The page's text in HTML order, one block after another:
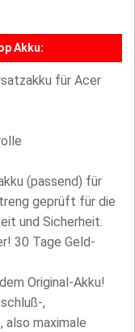
Akku:
für Acer
(passend) für
geprüft für die
und Sicherheit.
30 Tage Geld-
Original-Akku!
,
also maximale